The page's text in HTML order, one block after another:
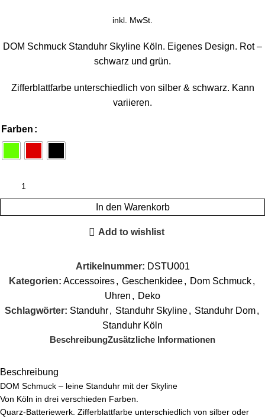
inkl. MwSt.
DOM Schmuck Standuhr Skyline Köln. Eigenes Design. Rot –
schwarz und grün.
Zifferblattfarbe unterschiedlich von silber & schwarz. Kann
variieren.
Farben
In den Warenkorb
Add to wishlist
Artikelnummer: DSTU001
Kategorien: Accessoires, Geschenkidee, Dom Schmuck,
Uhren , Deko
Schlagwörter: Standuhr, Standuhr Skyline, Standuhr Dom,
Standuhr Köln
BeschreibungZusätzliche Informationen
Beschreibung
DOM Schmuck – leine Standuhr mit der Skyline
Von Köln in drei verschieden Farben.
Quarz-Batteriewerk. Zifferblattfarbe unterschiedlich von silber oder